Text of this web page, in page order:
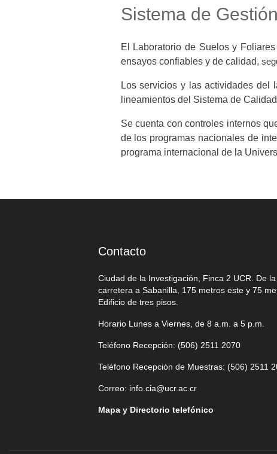
Sistema de
El Laboratorio de Suelos y
ensayos confiables y de calidad,
Los servicios y las actividades del
lineamientos del Sistema de
Se cuenta con controles internos
de los programas nacionales de
programa internacional de la
Contacto
Ciudad de la Investigación, Finca 2 UCR. De
carretera a Sabanilla, 175 metros este y 75
Edificio de tres pisos.
Horario Lunes a Viernes, de 8 a.m. a 5 p.m.
Teléfono Recepción: (506)2511 2070
Teléfono Recepción de Muestras: (506)2511
Correo: info.cia@ucr.ac.cr
Mapa y Directorio telefónico